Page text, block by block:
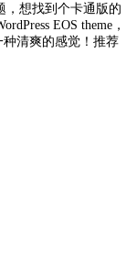
，想找到个卡通版的
EOS theme，
清爽的感觉！推荐